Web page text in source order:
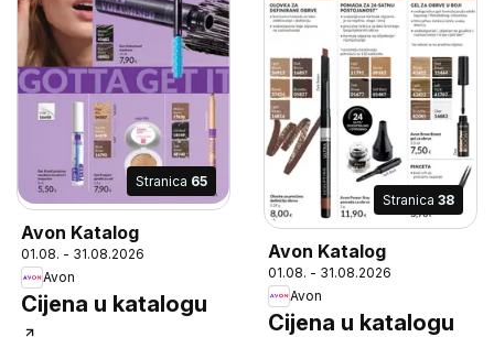
Stranica 65
Avon Katalog
01.08. - 31.08.2026
Avon
Cijena u katalogu
Stranica 38
Avon Katalog
01.08. - 31.08.2026
Avon
Cijena u katalogu